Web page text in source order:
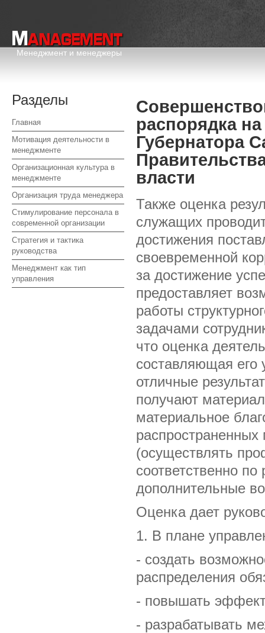
Менеджмент и менеджеры
Разделы
Главная
Мотивация деятельности в
менеджменте
Организационная культура в
менеджменте
Организация труда менеджера
Стимулирование персонала в
современной организации
Стратегия и тактика
руководства
Менеджмент как тип
управления
распорядка
Губернатора
власти
Также оценка
служащих
достижения
своевременной
за достижение
предоставляет
работы
задачами
что оценка
составляющая его
отличные
получают
материальное
(осуществлять
соответственно по
дополнительные
Оценка дает
1. В плане
- создать
распределения
- повышать
- разрабатывать